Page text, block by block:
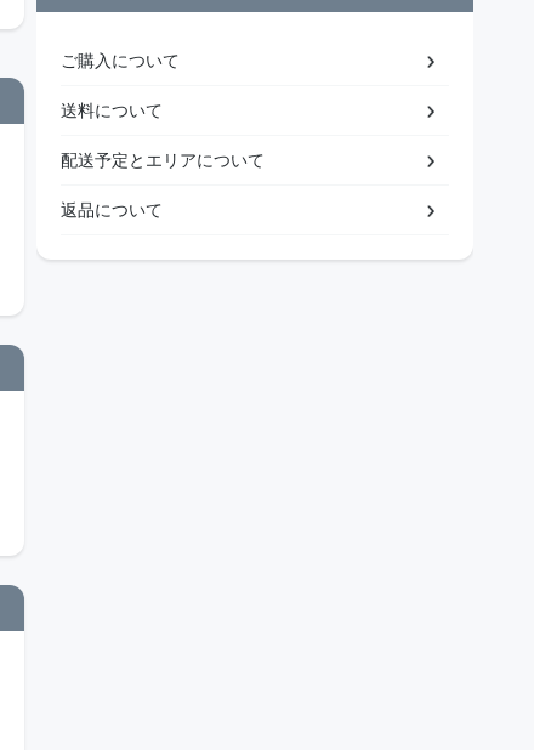
ご購入について
送料について
配送予定とエリアについて
返品について